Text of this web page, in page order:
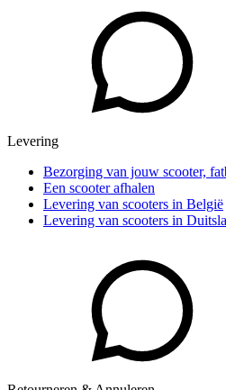
Levering
Bezorging van jouw scooter,
Een scooter afhalen
Levering van scooters in België
Levering van scooters in